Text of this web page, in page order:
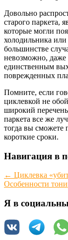
Довольно
старого паркета,
которые могли
холодильника
большинстве
невозможно,
единственным
поврежденных
Помните, если
циклевкой не
широкий
паркета все же
тогда вы сможете
короткие сроки.
Навигация в
← Циклевка
Особенности
Я в